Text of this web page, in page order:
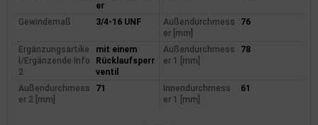
er
Gewindemaß 3/4-16 UNF
Außendurchmess
er [mm]
76
Ergänzungsartike
l/Ergänzende Info
2
mit einem
Rücklaufsperr
ventil
Außendurchmess
er 1 [mm]
78
Außendurchmess
er 2 [mm]
71
Innendurchmess
er 1 [mm]
61